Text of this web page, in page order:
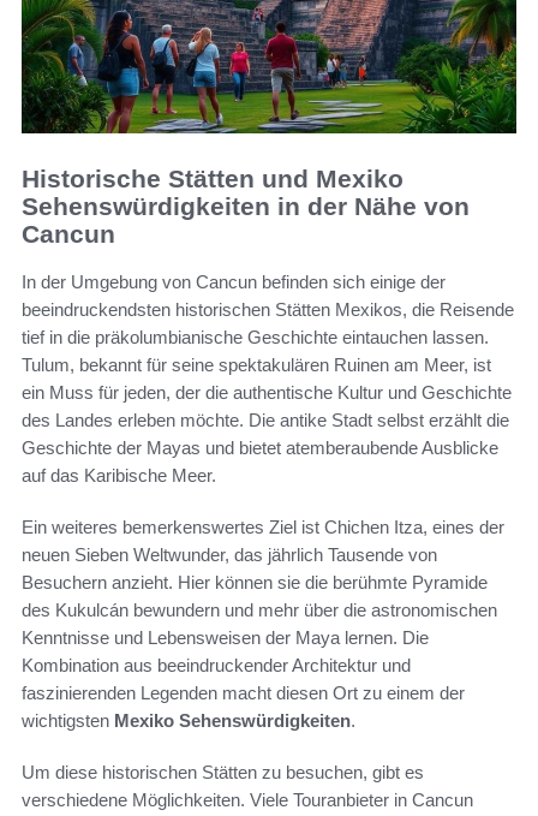
Historische Stätten und Mexiko
Sehenswürdigkeiten in der Nähe von
Cancun
In der Umgebung von Cancun befinden sich einige der
beeindruckendsten historischen Stätten Mexikos, die Reisende
tief in die präkolumbianische Geschichte eintauchen lassen.
Tulum, bekannt für seine spektakulären Ruinen am Meer, ist
ein Muss für jeden, der die authentische Kultur und Geschichte
des Landes erleben möchte. Die antike Stadt selbst erzählt die
Geschichte der Mayas und bietet atemberaubende Ausblicke
auf das Karibische Meer.
Ein weiteres bemerkenswertes Ziel ist Chichen Itza, eines der
neuen Sieben Weltwunder, das jährlich Tausende von
Besuchern anzieht. Hier können sie die berühmte Pyramide
des Kukulcán bewundern und mehr über die astronomischen
Kenntnisse und Lebensweisen der Maya lernen. Die
Kombination aus beeindruckender Architektur und
faszinierenden Legenden macht diesen Ort zu einem der
wichtigsten Mexiko Sehenswürdigkeiten.
Um diese historischen Stätten zu besuchen, gibt es
verschiedene Möglichkeiten. Viele Touranbieter in Cancun